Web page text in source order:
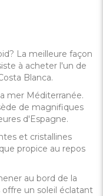
La meilleure façon
à acheter l'un de
Blanca.
mer Méditerranée.
de magnifiques
d'Espagne.
et cristallines
propice au repos
au bord de la
un soleil éclatant